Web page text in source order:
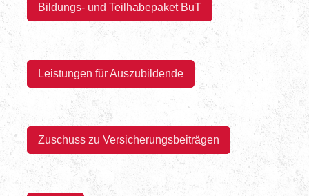
Bildungs- und Teilhabepaket BuT
Leistungen für Auszubildende
Zuschuss zu Versicherungsbeiträgen